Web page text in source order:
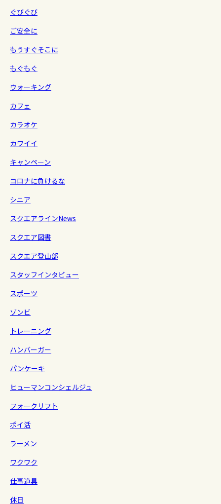
ぐびぐび
ご安全に
もうすぐそこに
もぐもぐ
ウォーキング
カフェ
カラオケ
カワイイ
キャンペーン
コロナに負けるな
シニア
スクエアラインNews
スクエア図書
スクエア登山部
スタッフインタビュー
スポーツ
ゾンビ
トレーニング
ハンバーガー
パンケーキ
ヒューマンコンシェルジュ
フォークリフト
ポイ活
ラーメン
ワクワク
仕事道具
休日